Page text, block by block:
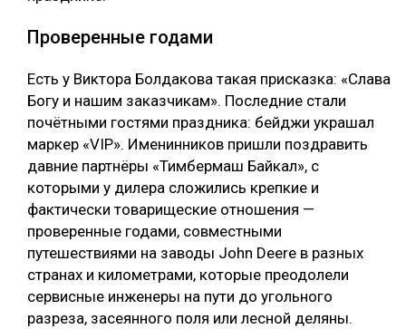
Проверенные годами
Есть у Виктора Болдакова такая присказка: «Слава
Богу и нашим заказчикам». Последние стали
почётными гостями праздника: бейджи украшал
маркер «VIP». Именинников пришли поздравить
давние партнёры «Тимбермаш Байкал», с
которыми у дилера сложились крепкие и
фактически товарищеские отношения —
проверенные годами, совместными
путешествиями на заводы John Deere в разных
странах и километрами, которые преодолели
сервисные инженеры на пути до угольного
разреза, засеянного поля или лесной деляны.